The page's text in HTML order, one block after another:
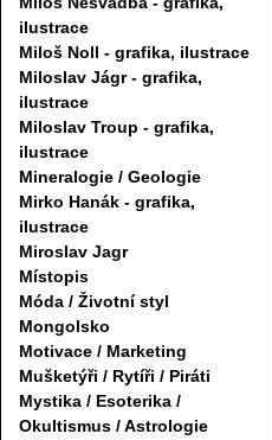
ilustrace
Miloš Noll - grafika, ilustrace
Miloslav Jágr - grafika,
ilustrace
Miloslav Troup - grafika,
ilustrace
Mineralogie / Geologie
Mirko Hanák - grafika,
ilustrace
Miroslav Jagr
Místopis
Móda / Životní styl
Mongolsko
Motivace / Marketing
Mušketýři / Rytíři / Piráti
Mystika / Esoterika /
Okultismus / Astrologie